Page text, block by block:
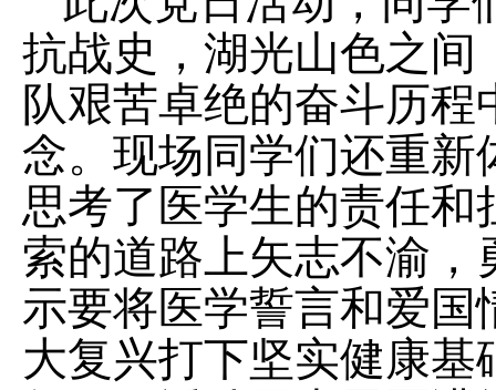
抗战史，湖光山色之
队艰苦卓绝的奋斗历
念。现场同学们还重
思考了医学生的责任
索的道路上矢志不渝
示要将医学誓言和爱
大复兴打下坚实健康